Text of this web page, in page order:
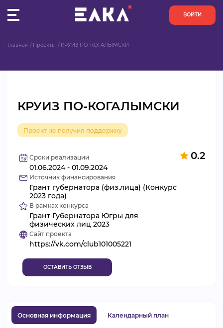
ВОЙТИ
ОРГАНИЗАЦИИ
АКТИВИСТЫ
ПРОЕКТЫ
АНАЛИТИКА
БАЗА ЗНАНИЙ
ВИДЕОКУРСЫ
ВОЙТИ
Главная Проекты КРУИЗ ПО-КОГАЛЫМСКИ
КРУИЗ ПО-КОГАЛЫМСКИ
Проект не получил поддержку
0.2
Сроки реализации
01.06.2024 - 01.09.2024
Источник финансирования
Грант губернатора (физ.лица) (Конкурс
2023 года)
В рамках конкурса
Грант Губернатора Югры для
физических лиц 2023
Сайт проекта
https://vk.com/club101005221
ОСТАВИТЬ ОТЗЫВ
Основная информация Календарный план